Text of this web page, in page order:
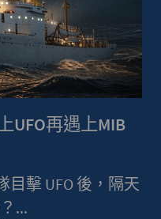
UFO再遇上MIB
目擊 UFO 後，隔天
...